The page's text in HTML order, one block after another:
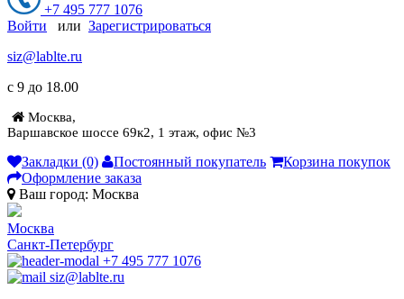
+7 495 777 1076
Войти или Зарегистрироваться
siz@lablte.ru
c 9 до 18.00
Москва,
Варшавское шоссе 69к2, 1 этаж, офис №3
Закладки (0) Постоянный покупатель
Корзина покупок
Оформление заказа
Ваш город: Москва
Москва
Санкт-Петербург
+7 495 777 1076
siz@lablte.ru